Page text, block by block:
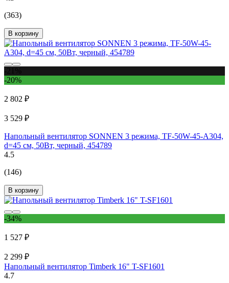
(363)
В корзину
-20%
2 802 ₽
3 529 ₽
Напольный вентилятор SONNEN 3 режима, TF-50W-45-А304,
d=45 см, 50Вт, черный, 454789
4.5
(146)
В корзину
-34%
1 527 ₽
2 299 ₽
Напольный вентилятор Timberk 16" T-SF1601
4.7